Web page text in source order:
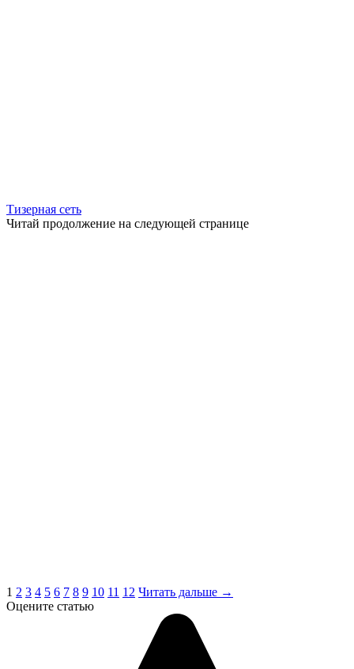
Тизерная сеть
Читай продолжение на следующей странице
1 2 3 4 5 6 7 8 9 10 11 12 Читать дальше →
Оцените статью